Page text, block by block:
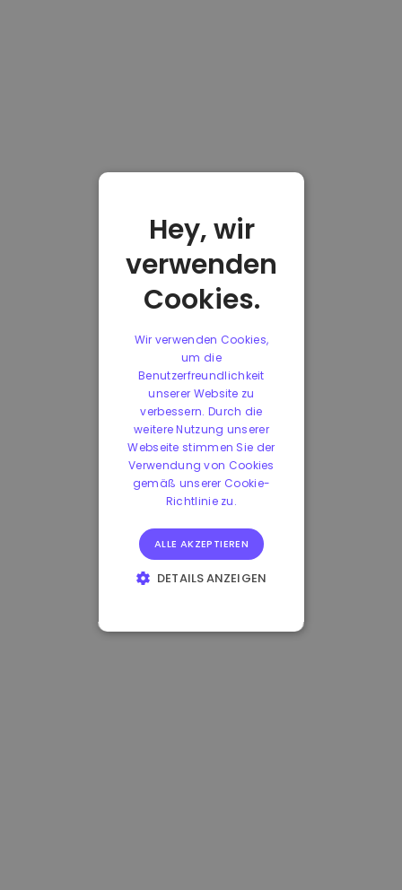
Hey, wir
verwenden
Cookies.
Wir verwenden Cookies,
um die
Benutzerfreundlichkeit
unserer Website zu
verbessern. Durch die
weitere Nutzung unserer
Webseite stimmen Sie der
Verwendung von Cookies
gemäß unserer Cookie-
Richtlinie zu.
ALLE AKZEPTIEREN
DETAILS ANZEIGEN